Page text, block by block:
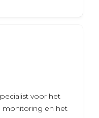
voor het
monitoring en het